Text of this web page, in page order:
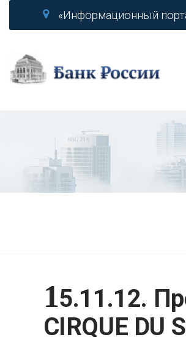
«Информационный
15.11.12.
CIRQUE